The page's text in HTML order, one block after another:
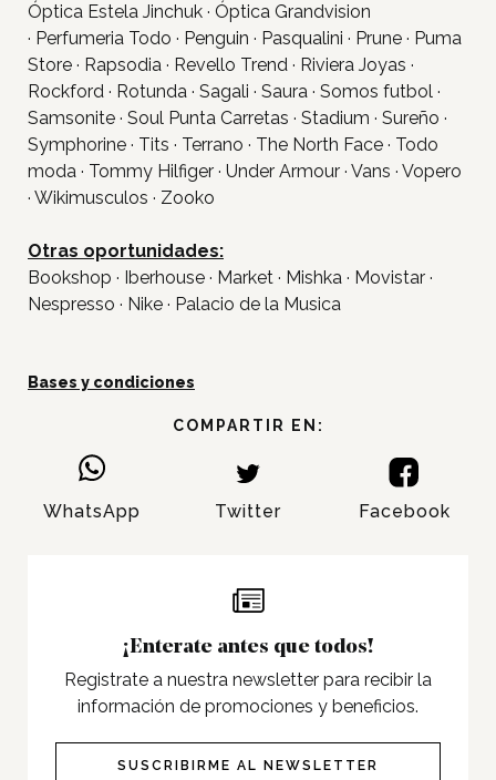
Inicio
Tiendas
Novedades
Gift Cards y Colectivos
Programas
Pet Friendly
Servicios
Facebook Twitter
Óptica Estela Jinchuk · Óptica Grandvision
· Perfumeria Todo · Penguin · Pasqualini · Prune · Puma
Store · Rapsodia · Revello Trend · Riviera Joyas ·
Rockford · Rotunda · Sagali · Saura · Somos futbol ·
Samsonite · Soul Punta Carretas · Stadium · Sureño ·
Symphorine · Tits · Terrano · The North Face · Todo
moda · Tommy Hilfiger · Under Armour · Vans · Vopero
· Wikimusculos · Zooko
Otras oportunidades:
Bookshop · Iberhouse · Market · Mishka · Movistar ·
Nespresso · Nike · Palacio de la Musica
Bases y condiciones
¡Enterate antes que todos!
Registrate a nuestra newsletter para recibir la
información de promociones y beneficios.
SUSCRIBIRME AL NEWSLETTER
COMPARTIR EN:
WhatsApp Twitter Facebook